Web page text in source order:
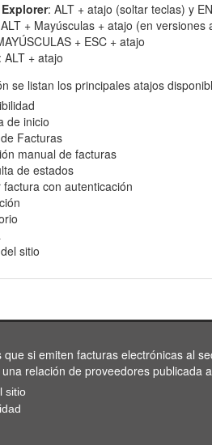
: ALT + atajo (soltar teclas) y
+ Mayúsculas + atajo (en versiones
+ ESC + atajo
: ALT + atajo
se listan los principales atajos
de inicio
Facturas
manual de facturas
de estados
factura con autenticación
sitio
que si emiten facturas electrónicas al
relación de proveedores publicada
sitio